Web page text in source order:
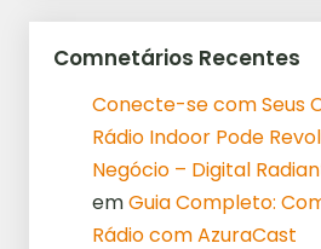
Comnetários Recentes
Conecte-se com Seus
Rádio Indoor Pode
Negócio – Digital
emGuia Completo:
Rádio com AzuraCast